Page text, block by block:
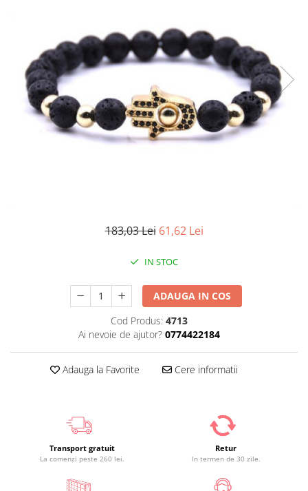
183,03 Lei 61,62 Lei
IN STOC
ADAUGA IN COS
Cod Produs: 4713
Ai nevoie de ajutor? 0774422184
Adauga la Favorite Cere informatii
Transport gratuit
La comenzi peste 260 lei.
Retur
In termen de 30 zile.